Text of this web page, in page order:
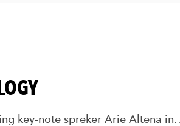
key-note spreker Arie Altena